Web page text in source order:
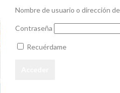
Nombre de usuario o dirección
Contraseña
Recuérdame